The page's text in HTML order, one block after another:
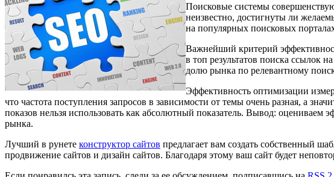
Поисковые системы
неизвестно, достигнуты ли
на популярных поисковых
Важнейший критерий
в топ результатов поиска ссылок
долю рынка по релевантному
Эффективность оптимизации
что частота поступления запросов в зависимости от темы очень разная, а
показов нельзя использовать как абсолютный показатель. Вывод:
рынка.
Лучший в рунете конструктор сайтов предлагает вам создать собственный
продвижение сайтов и дизайн сайтов. Благодаря этому ваш сайт будет